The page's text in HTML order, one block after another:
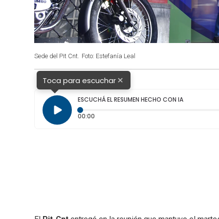
Sede del Pit Cnt. Foto: Estefanía Leal
Toca para escuchar×
ESCUCHÁ EL RESUMEN HECHO CON IA
00:00